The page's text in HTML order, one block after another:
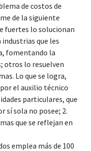
de costos de
de la siguiente
fuertes lo solucionan
que les
fomentando la
otros lo resuelven
Lo que se logra,
el auxilio técnico
particulares, que
sí sola no posee; 2.
que se reflejan en
emplea más de 100